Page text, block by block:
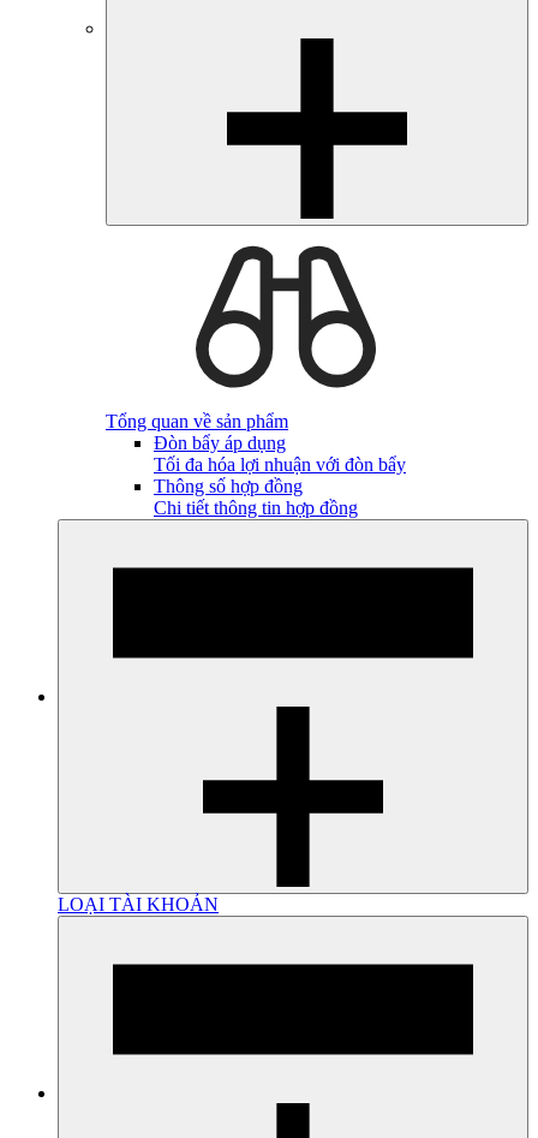
Tổng quan về sản phẩm
Đòn bẩy áp dụng
Tối đa hóa lợi nhuận với đòn bẩy
Thông số hợp đồng
Chi tiết thông tin hợp đồng
LOẠI TÀI KHOẢN